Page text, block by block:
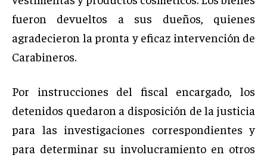
fueron devueltos a sus dueños, quienes
agradecieron la pronta y eficaz intervención de
Carabineros.
Por instrucciones del fiscal encargado, los
detenidos quedaron a disposición de la justicia
para las investigaciones correspondientes y
para determinar su involucramiento en otros